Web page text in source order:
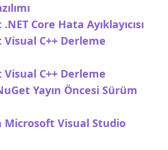
Core Hata Ayıklayıcısı
C++ Derleme
C++ Derleme
Yayın Öncesi Sürüm
Microsoft Visual Studio